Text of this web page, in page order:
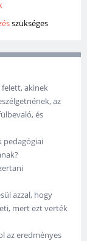
szükséges
akinek
az
és
pedagógiai
azzal, hogy
mert ezt verték
az eredményes